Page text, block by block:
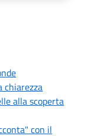
chiarezza
alla scoperta
con il